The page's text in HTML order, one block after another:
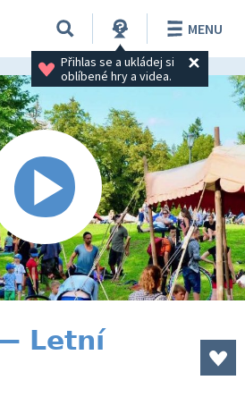
Přihlas se a ukládej si
oblíbené hry a videa.
MENU
Letní